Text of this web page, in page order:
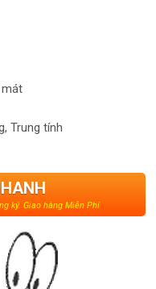
Trung tính
ký. Giao hàng Miễn Phí